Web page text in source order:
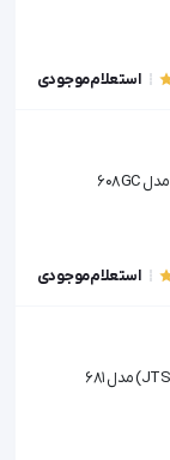
استعلام موجودی
استعلام موجودی